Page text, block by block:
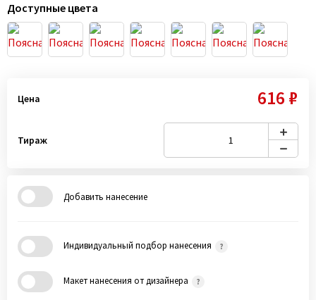
Доступные цвета
Цена 616 ₽
Тираж
Добавить нанесение
Индивидуальный подбор нанесения
Макет нанесения от дизайнера